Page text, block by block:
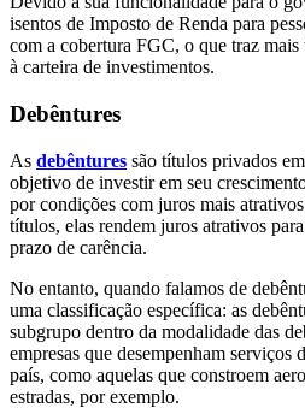
isentos de Imposto de Renda para
com a cobertura FGC, o que traz
à carteira de investimentos.
Debêntures
As debêntures são títulos privados
objetivo de investir em seu
por condições com juros mais
títulos, elas rendem juros atrativos
prazo de carência.
No entanto, quando falamos de
uma classificação específica: as
subgrupo dentro da modalidade das
empresas que desempenham serviços
país, como aquelas que constroem
estradas, por exemplo.